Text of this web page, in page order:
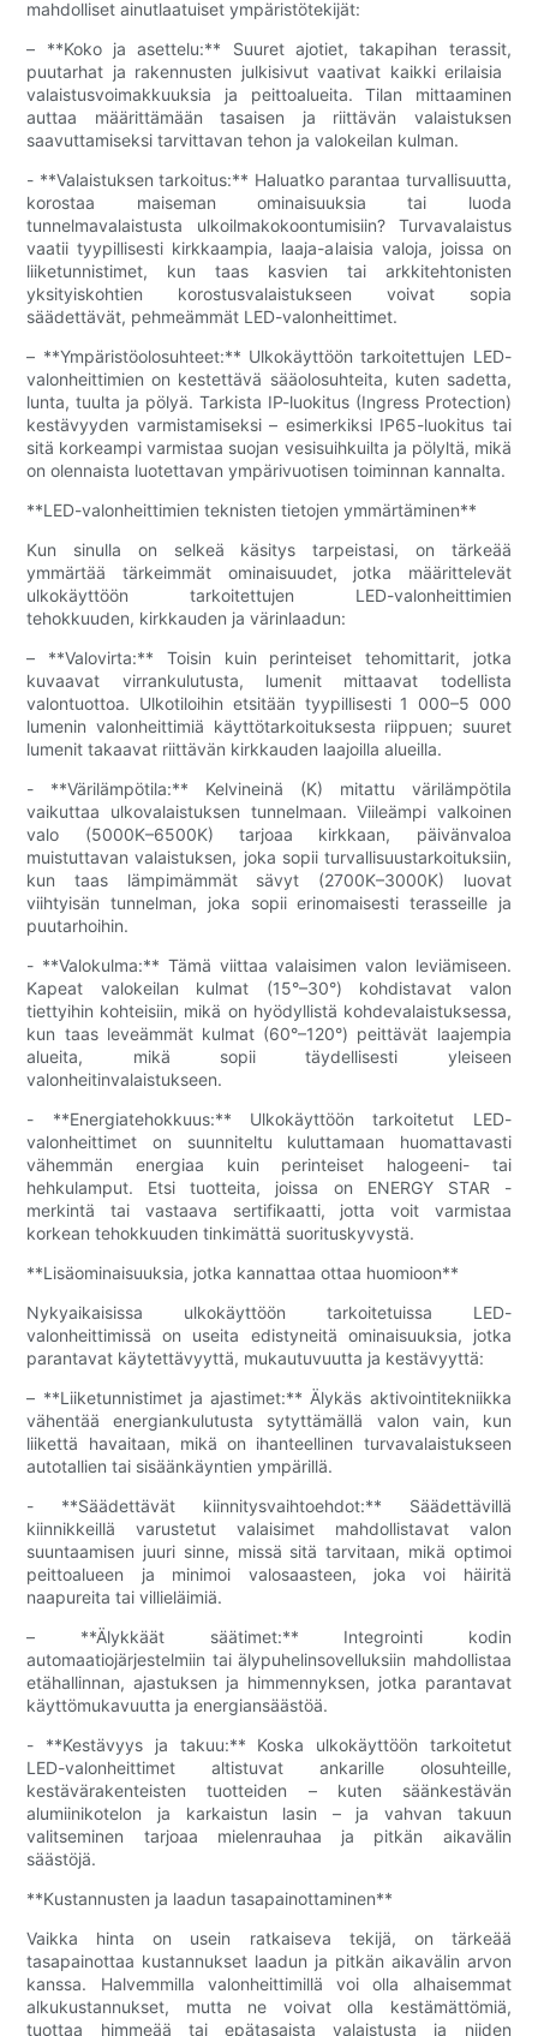
mahdolliset ainutlaatuiset ympäristötekijät:
– **Koko ja asettelu:** Suuret ajotiet, takapihan terassit,
puutarhat ja rakennusten julkisivut vaativat kaikki erilaisia ​​
valaistusvoimakkuuksia ja peittoalueita. Tilan mittaaminen
auttaa määrittämään tasaisen ja riittävän valaistuksen
saavuttamiseksi tarvittavan tehon ja valokeilan kulman.
- **Valaistuksen tarkoitus:** Haluatko parantaa turvallisuutta,
korostaa maiseman ominaisuuksia tai luoda
tunnelmavalaistusta ulkoilmakokoontumisiin? Turvavalaistus
vaatii tyypillisesti kirkkaampia, laaja-alaisia ​​valoja, joissa on
liiketunnistimet, kun taas kasvien tai arkkitehtonisten
yksityiskohtien korostusvalaistukseen voivat sopia
säädettävät, pehmeämmät LED-valonheittimet.
– **Ympäristöolosuhteet:** Ulkokäyttöön tarkoitettujen LED-
valonheittimien on kestettävä sääolosuhteita, kuten sadetta,
lunta, tuulta ja pölyä. Tarkista IP-luokitus (Ingress Protection)
kestävyyden varmistamiseksi – esimerkiksi IP65-luokitus tai
sitä korkeampi varmistaa suojan vesisuihkuilta ja pölyltä, mikä
on olennaista luotettavan ympärivuotisen toiminnan kannalta.
**LED-valonheittimien teknisten tietojen ymmärtäminen**
Kun sinulla on selkeä käsitys tarpeistasi, on tärkeää
ymmärtää tärkeimmät ominaisuudet, jotka määrittelevät
ulkokäyttöön tarkoitettujen LED-valonheittimien
tehokkuuden, kirkkauden ja värinlaadun:
– **Valovirta:** Toisin kuin perinteiset tehomittarit, jotka
kuvaavat virrankulutusta, lumenit mittaavat todellista
valontuottoa. Ulkotiloihin etsitään tyypillisesti 1 000–5 000
lumenin valonheittimiä käyttötarkoituksesta riippuen; suuret
lumenit takaavat riittävän kirkkauden laajoilla alueilla.
- **Värilämpötila:** Kelvineinä (K) mitattu värilämpötila
vaikuttaa ulkovalaistuksen tunnelmaan. Viileämpi valkoinen
valo (5000K–6500K) tarjoaa kirkkaan, päivänvaloa
muistuttavan valaistuksen, joka sopii turvallisuustarkoituksiin,
kun taas lämpimämmät sävyt (2700K–3000K) luovat
viihtyisän tunnelman, joka sopii erinomaisesti terasseille ja
puutarhoihin.
- **Valokulma:** Tämä viittaa valaisimen valon leviämiseen.
Kapeat valokeilan kulmat (15°–30°) kohdistavat valon
tiettyihin kohteisiin, mikä on hyödyllistä kohdevalaistuksessa,
kun taas leveämmät kulmat (60°–120°) peittävät laajempia
alueita, mikä sopii täydellisesti yleiseen
valonheitinvalaistukseen.
- **Energiatehokkuus:** Ulkokäyttöön tarkoitetut LED-
valonheittimet on suunniteltu kuluttamaan huomattavasti
vähemmän energiaa kuin perinteiset halogeeni- tai
hehkulamput. Etsi tuotteita, joissa on ENERGY STAR -
merkintä tai vastaava sertifikaatti, jotta voit varmistaa
korkean tehokkuuden tinkimättä suorituskyvystä.
**Lisäominaisuuksia, jotka kannattaa ottaa huomioon**
Nykyaikaisissa ulkokäyttöön tarkoitetuissa LED-
valonheittimissä on useita edistyneitä ominaisuuksia, jotka
parantavat käytettävyyttä, mukautuvuutta ja kestävyyttä:
– **Liiketunnistimet ja ajastimet:** Älykäs aktivointitekniikka
vähentää energiankulutusta sytyttämällä valon vain, kun
liikettä havaitaan, mikä on ihanteellinen turvavalaistukseen
autotallien tai sisäänkäyntien ympärillä.
- **Säädettävät kiinnitysvaihtoehdot:** Säädettävillä
kiinnikkeillä varustetut valaisimet mahdollistavat valon
suuntaamisen juuri sinne, missä sitä tarvitaan, mikä optimoi
peittoalueen ja minimoi valosaasteen, joka voi häiritä
naapureita tai villieläimiä.
– **Älykkäät säätimet:** Integrointi kodin
automaatiojärjestelmiin tai älypuhelinsovelluksiin mahdollistaa
etähallinnan, ajastuksen ja himmennyksen, jotka parantavat
käyttömukavuutta ja energiansäästöä.
- **Kestävyys ja takuu:** Koska ulkokäyttöön tarkoitetut
LED-valonheittimet altistuvat ankarille olosuhteille,
kestävärakenteisten tuotteiden – kuten säänkestävän
alumiinikotelon ja karkaistun lasin – ja vahvan takuun
valitseminen tarjoaa mielenrauhaa ja pitkän aikavälin
säästöjä.
**Kustannusten ja laadun tasapainottaminen**
Vaikka hinta on usein ratkaiseva tekijä, on tärkeää
tasapainottaa kustannukset laadun ja pitkän aikavälin arvon
kanssa. Halvemmilla valonheittimillä voi olla alhaisemmat
alkukustannukset, mutta ne voivat olla kestämättömiä,
tuottaa himmeää tai epätasaista valaistusta ja niiden